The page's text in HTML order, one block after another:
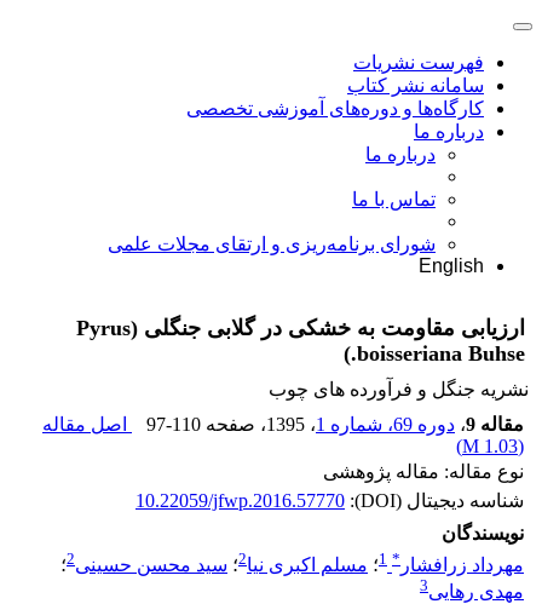
فهرست نشریات
سامانه نشر کتاب
کارگاه‌ها و دوره‌های آموزشی تخصصی
درباره ما
درباره ما
تماس با ما
شورای برنامه‌ریزی و ارتقای مجلات علمی
English
ارزیابی مقاومت به خشکی در گلابی جنگلی (Pyrus
boisseriana Buhse.)
نشریه جنگل و فرآورده های چوب
مقاله 9
، دوره 69، شماره 1 ، 1395 ، صفحه 97-110
اصل مقاله
(
1.03 M
)
نوع مقاله: مقاله پژوهشی
شناسه دیجیتال (DOI):
10.22059/jfwp.2016.57770
نویسندگان
مهرداد زرافشار *
1؛ مسلم اکبری نیا2؛ سید محسن حسینی2؛
مهدی رهایی3